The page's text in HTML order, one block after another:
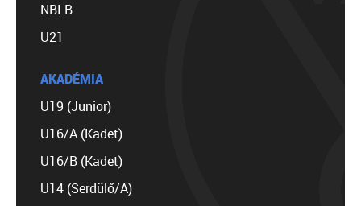
NBI B
U21
AKADÉMIA
U19 (Junior)
U16/A (Kadet)
U16/B (Kadet)
U14 (Serdülő/A)